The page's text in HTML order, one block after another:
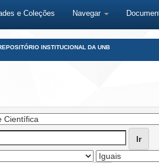
e Coleções Navegar
INSTITUCIONAL DA UNB